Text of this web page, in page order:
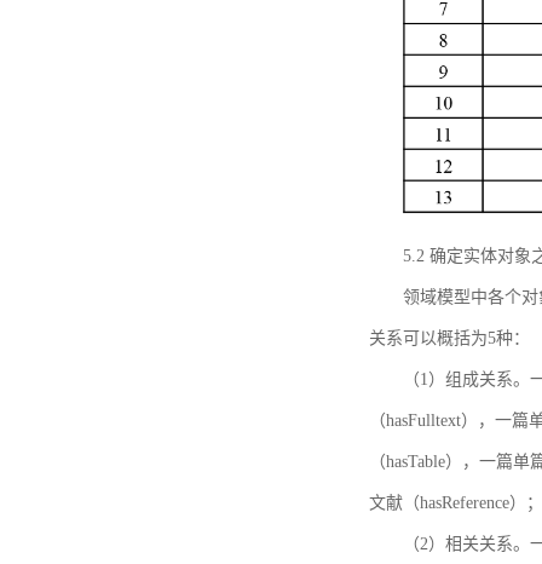
5.2 确定实体对象
领域模型中各个
关系可以概括为5种：
（1）组成关系
（hasFulltext），一
（hasTable），一篇
文献（hasReference）；
（2）相关关系